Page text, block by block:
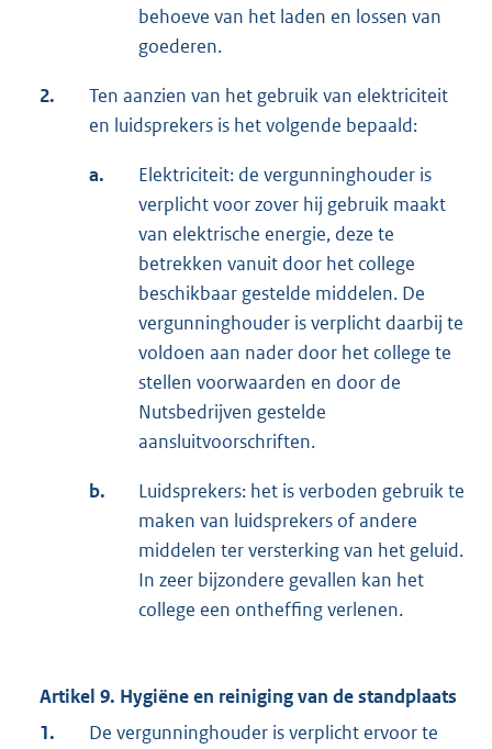
behoeve van het laden en lossen van
goederen.
2.
Ten aanzien van het gebruik van elektriciteit
en luidsprekers is het volgende bepaald:
a.
Elektriciteit: de vergunninghouder is
verplicht voor zover hij gebruik maakt
van elektrische energie, deze te
betrekken vanuit door het college
beschikbaar gestelde middelen. De
vergunninghouder is verplicht daarbij te
voldoen aan nader door het college te
stellen voorwaarden en door de
Nutsbedrijven gestelde
aansluitvoorschriften.
b.
Luidsprekers: het is verboden gebruik te
maken van luidsprekers of andere
middelen ter versterking van het geluid.
In zeer bijzondere gevallen kan het
college een ontheffing verlenen.
Artikel 9. Hygiëne en reiniging van de standplaats
1.
De vergunninghouder is verplicht ervoor te